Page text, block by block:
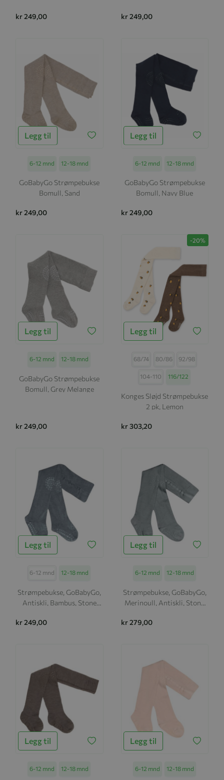
kr 249,00 kr 249,00
Legg til
Størrelse
6-12 mnd 12-18 mnd
GoBabyGo Strømpebukse
Bomull, Sand
kr 249,00
Legg til
Størrelse
6-12 mnd 12-18 mnd
GoBabyGo Strømpebukse
Bomull, Navy Blue
kr 249,00
Legg til
Størrelse
6-12 mnd 12-18 mnd
GoBabyGo Strømpebukse
Bomull, Grey Melange
kr 249,00
-20%
Legg til
Størrelse
68/74 80/86 92/98
104-110 116/122
Konges Sløjd Strømpebukse
2 pk, Lemon
kr 303,20
Legg til
Størrelse
6-12 mnd 12-18 mnd
Strømpebukse, GoBabyGo,
Antiskli, Bambus, Stone
kr 249,00
Legg til
Størrelse
6-12 mnd 12-18 mnd
Strømpebukse, GoBabyGo,
Merinoull, Antiskli, Stone
kr 279,00
Legg til
Størrelse
6-12 mnd 12-18 mnd
Legg til
Størrelse
6-12 mnd 12-18 mnd